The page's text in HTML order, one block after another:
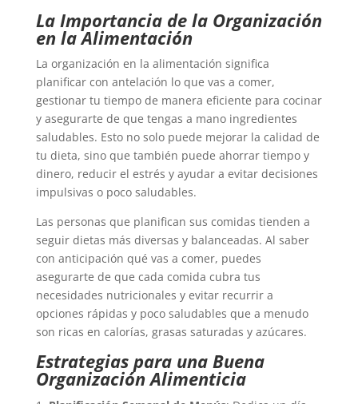
La Importancia de la Organización
en la Alimentación
La organización en la alimentación significa
planificar con antelación lo que vas a comer,
gestionar tu tiempo de manera eficiente para cocinar
y asegurarte de que tengas a mano ingredientes
saludables. Esto no solo puede mejorar la calidad de
tu dieta, sino que también puede ahorrar tiempo y
dinero, reducir el estrés y ayudar a evitar decisiones
impulsivas o poco saludables.
Las personas que planifican sus comidas tienden a
seguir dietas más diversas y balanceadas. Al saber
con anticipación qué vas a comer, puedes
asegurarte de que cada comida cubra tus
necesidades nutricionales y evitar recurrir a
opciones rápidas y poco saludables que a menudo
son ricas en calorías, grasas saturadas y azúcares.
Estrategias para una Buena
Organización Alimenticia